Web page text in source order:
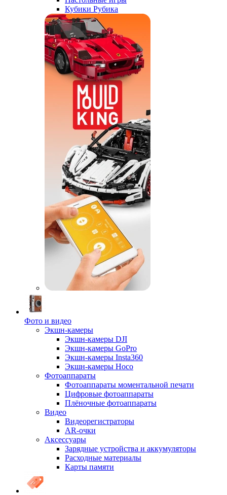
Кубики Рубика
Фото и видео
Экшн-камеры
Экшн-камеры DJI
Экшн-камеры GoPro
Экшн-камеры Insta360
Экшн-камеры Hoco
Фотоаппараты
Фотоаппараты моментальной печати
Цифровые фотоаппараты
Плёночные фотоаппараты
Видео
Видеорегистраторы
AR-очки
Аксессуары
Зарядные устройства и аккумуляторы
Расходные материалы
Карты памяти